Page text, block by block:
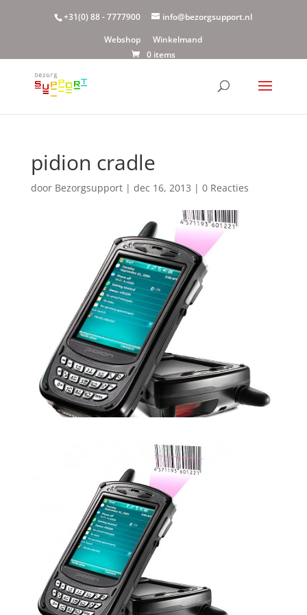
+31(0) 88 - 7777900
info@bezorgsupport.nl
Webshop
Winkelmand
0 items
pidion cradle
door Bezorgsupport| dec 16, 2013 | 0 Reacties